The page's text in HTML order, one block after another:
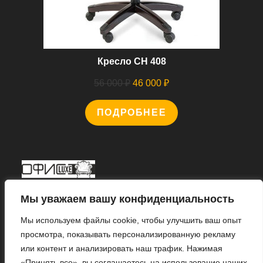
Мы уважаем вашу конфиденциальность
Мы используем файлы cookie, чтобы улучшить ваш опыт
просмотра, показывать персонализированную рекламу
или контент и анализировать наш трафик. Нажимая
Кресло CH 408
56 000₽ Первоначальная
цена
составляла
46 000 ₽Текущая
46
ПОДРОБНЕЕ
Откроется